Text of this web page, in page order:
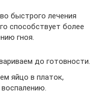
быстрого лечения
способствует более
гноя.
до готовности.
яйцо в платок,